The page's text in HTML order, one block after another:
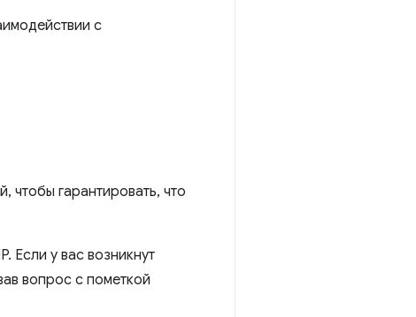
с
чтобы гарантировать, что
Если у вас возникнут
вопрос с пометкой